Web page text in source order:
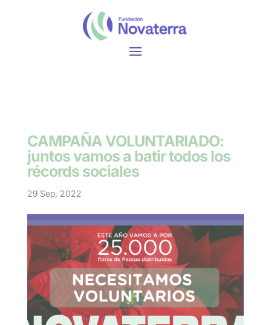
CAMPAÑA VOLUNTARIADO:
juntos vamos a batir todos los
récords sociales
29 Sep, 2022